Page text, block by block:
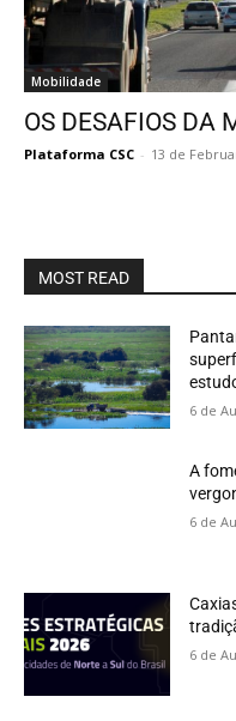
Mobilidade
OS DESAFIOS DA
Plataforma CSC - 13 de
MOST READ
6 de
A
6 de
6 de